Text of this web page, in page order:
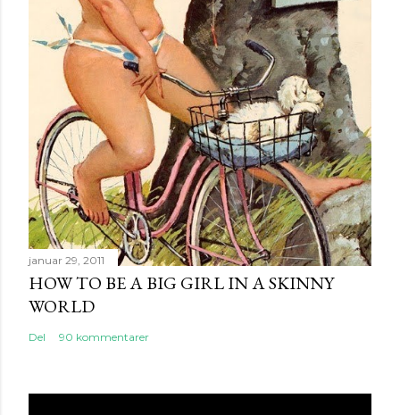
januar 29, 2011
HOW TO BE A BIG GIRL IN A SKINNY
WORLD
Del 90 kommentarer